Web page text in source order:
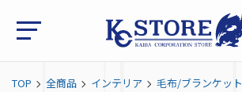
TOP 全商品 インテリア
毛布/ブランケット